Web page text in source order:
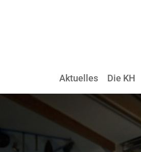
Aktuelles Die KH